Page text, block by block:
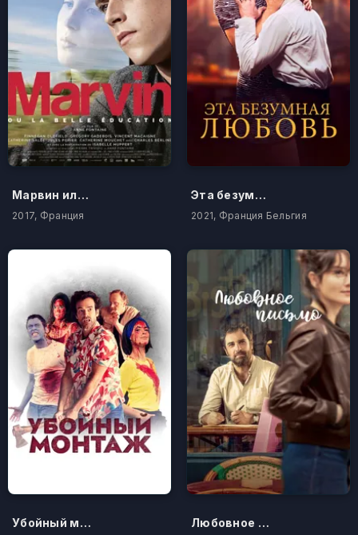
Марвин или прекрасное воспитание
2017, Франция
Эта безумная любовь
2021, Франция Бельгия
Убойный монтаж Любовное письмо